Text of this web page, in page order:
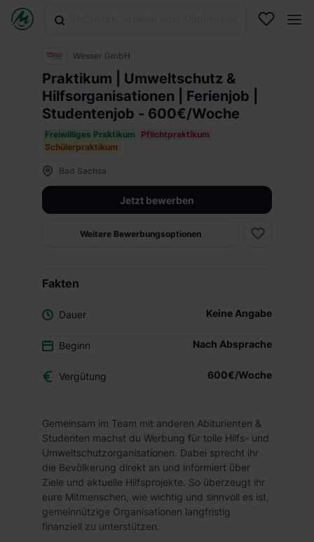
Wesser GmbH
Praktikum | Umweltschutz &
Hilfsorganisationen | Ferienjob |
Studentenjob - 600€/Woche
Freiwilliges Praktikum
Pflichtpraktikum
Schülerpraktikum
Bad Sachsa
Jetzt bewerben
Weitere Bewerbungsoptionen
Fakten
Dauer Keine Angabe
Beginn Nach Absprache
Vergütung 600€/Woche
Gemeinsam im Team mit anderen Abiturienten &
Studenten machst du Werbung für tolle Hilfs- und
Umweltschutzorganisationen. Dabei sprecht ihr
die Bevölkerung direkt an und informiert über
Ziele und aktuelle Hilfsprojekte. So überzeugt ihr
eure Mitmenschen, wie wichtig und sinnvoll es ist,
gemeinnützige Organisationen langfristig
finanziell zu unterstützen.